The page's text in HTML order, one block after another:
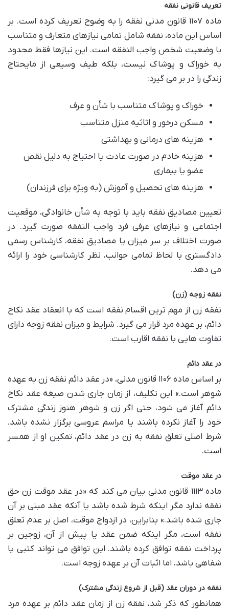
تعریف قانونی نفقه
ماده ۱۱۰۷ قانون مدنی نفقه را به وضوح تعریف کرده است. بر
اساس این ماده، نفقه شامل تمامی نیازهای متعارف و متناسب
با وضعیت شخص واجب النفقه است. این نیازها فقط محدود
به خوراک و پوشاک نیست، بلکه طیف وسیعی از مایحتاج
زندگی را در بر می گیرد:
خوراک و پوشاک متناسب با شأن و عرف
مسکن درخور و اثاثیه منزل متناسب
هزینه های درمانی و بهداشتی
هزینه خادم در صورت عادت یا احتیاج به دلیل نقص
عضو یا بیماری
هزینه های تحصیل و آموزش (به ویژه برای فرزندان)
تعیین مصادیق نفقه باید با توجه به شأن خانوادگی، موقعیت
اجتماعی و نیازهای عرفی فرد واجب النفقه صورت گیرد. در
صورت اختلاف بر سر میزان یا مصادیق نفقه، کارشناس رسمی
دادگستری با لحاظ تمامی جوانب، نظر کارشناسی خود را ارائه
می دهد.
نفقه زوجه (زن)
نفقه زن از مهم ترین اقسام نفقه است که با انعقاد عقد نکاح
دائم، بر عهده مرد قرار می گیرد. شرایط و میزان نفقه زوجه دارای
تفاوت هایی با نفقه اقارب است.
در عقد دائم
بر اساس ماده ۱۱۰۶ قانون مدنی، «در عقد دائم نفقه زن به عهده
شوهر است.» این تکلیف، از زمان جاری شدن صیغه عقد نکاح
دائم آغاز می شود، حتی اگر زن و شوهر هنوز زندگی مشترک
خود را آغاز نکرده باشند یا مراسم عروسی برگزار نشده باشد.
شرط اصلی تعلق نفقه به زن در عقد دائم، تمکین او از همسر
است.
در عقد موقت
ماده ۱۱۱۳ قانون مدنی بیان می کند که «در عقد موقت زن حق
نفقه ندارد مگر اینکه شرط شده باشد یا آنکه عقد مبنی بر آن
جاری شده باشد.» بنابراین، در ازدواج موقت، اصل بر عدم تعلق
نفقه است، مگر اینکه ضمن عقد یا پیش از آن، زوجین بر
پرداخت نفقه توافق کرده باشند. این توافق می تواند کتبی یا
شفاهی باشد، اما اثبات آن بر عهده زوجه است.
نفقه در دوران عقد (قبل از شروع زندگی مشترک)
همانطور که ذکر شد، نفقه زن از زمان عقد دائم بر عهده مرد